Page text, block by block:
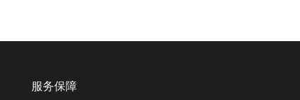
服务保障